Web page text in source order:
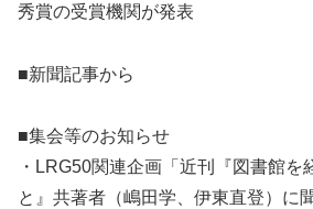
秀賞の受賞機関が発表
■新聞記事から
■集会等のお知らせ
・LRG50関連企画「近刊『図書館を
と』共著者（嶋田学、伊東直登）に聞